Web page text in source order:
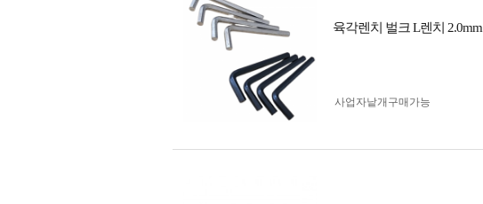
육각렌치 벌크 L렌치 2.0mm
사업자 낱개구매가능